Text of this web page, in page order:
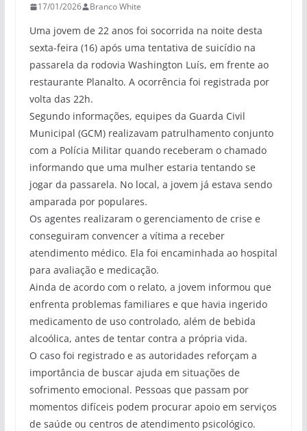
17/01/2026 Branco White
Uma jovem de 22 anos foi socorrida na noite desta
sexta-feira (16) após uma tentativa de suicídio na
passarela da rodovia Washington Luís, em frente ao
restaurante Planalto. A ocorrência foi registrada por
volta das 22h.
Segundo informações, equipes da Guarda Civil
Municipal (GCM) realizavam patrulhamento conjunto
com a Polícia Militar quando receberam o chamado
informando que uma mulher estaria tentando se
jogar da passarela. No local, a jovem já estava sendo
amparada por populares.
Os agentes realizaram o gerenciamento de crise e
conseguiram convencer a vítima a receber
atendimento médico. Ela foi encaminhada ao hospital
para avaliação e medicação.
Ainda de acordo com o relato, a jovem informou que
enfrenta problemas familiares e que havia ingerido
medicamento de uso controlado, além de bebida
alcoólica, antes de tentar contra a própria vida.
O caso foi registrado e as autoridades reforçam a
importância de buscar ajuda em situações de
sofrimento emocional. Pessoas que passam por
momentos difíceis podem procurar apoio em serviços
de saúde ou centros de atendimento psicológico.